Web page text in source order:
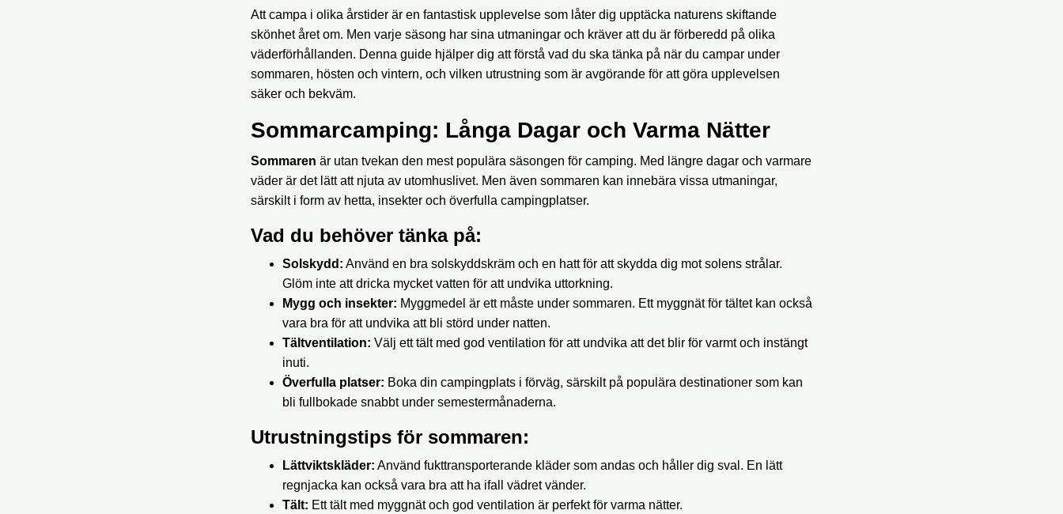
Att campa i olika årstider är en fantastisk upplevelse som låter dig upptäcka naturens skiftande
skönhet året om. Men varje säsong har sina utmaningar och kräver att du är förberedd på olika
väderförhållanden. Denna guide hjälper dig att förstå vad du ska tänka på när du campar under
sommaren, hösten och vintern, och vilken utrustning som är avgörande för att göra upplevelsen
säker och bekväm.
Sommarcamping: Långa Dagar och Varma Nätter
Sommaren är utan tvekan den mest populära säsongen för camping. Med längre dagar och varmare
väder är det lätt att njuta av utomhuslivet. Men även sommaren kan innebära vissa utmaningar,
särskilt i form av hetta, insekter och överfulla campingplatser.
Vad du behöver tänka på:
Solskydd: Använd en bra solskyddskräm och en hatt för att skydda dig mot solens strålar.
Glöm inte att dricka mycket vatten för att undvika uttorkning.
Mygg och insekter: Myggmedel är ett måste under sommaren. Ett myggnät för tältet kan också
vara bra för att undvika att bli störd under natten.
Tältventilation: Välj ett tält med god ventilation för att undvika att det blir för varmt och instängt
inuti.
Överfulla platser: Boka din campingplats i förväg, särskilt på populära destinationer som kan
bli fullbokade snabbt under semestermånaderna.
Utrustningstips för sommaren:
Lättviktskläder: Använd fukttransporterande kläder som andas och håller dig sval. En lätt
regnjacka kan också vara bra att ha ifall vädret vänder.
Tält: Ett tält med myggnät och god ventilation är perfekt för varma nätter.